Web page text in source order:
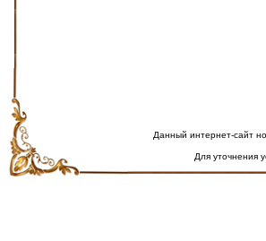
Данный интернет-сайт
Для уточнения